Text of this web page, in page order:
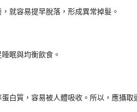
就容易提早脫落，形成異常掉髮。
眠與均衡飲食。
白質，容易被人體吸收。所以，應攝取